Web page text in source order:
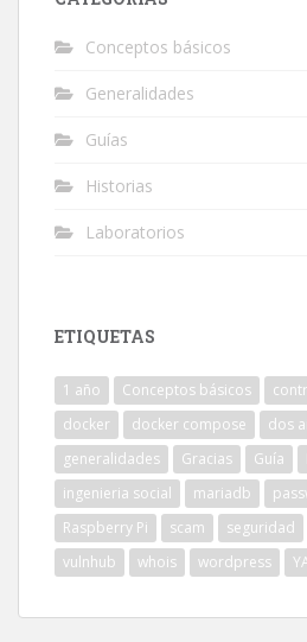
Conceptos básicos
Generalidades
Guías
Historias
Laboratorios
ETIQUETAS
1 año Conceptos básicos
docker
docker compose dos
generalidades
Gracias Guía
ingenieria social
mariadb
Raspberry Pi
scam seguridad
vulnhub
whois wordpress